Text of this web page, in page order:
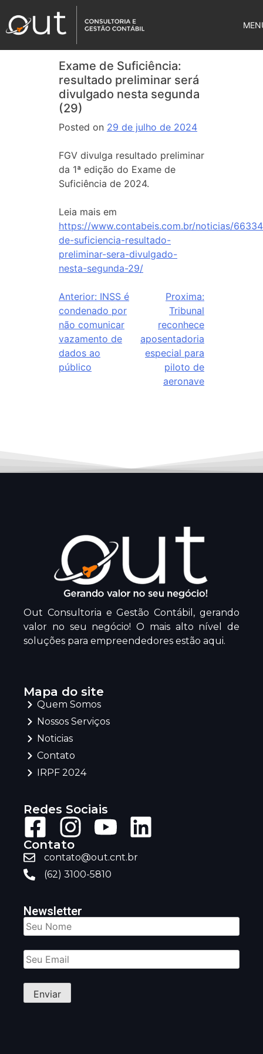
Exame de Suficiência:
resultado preliminar será
divulgado nesta segunda
(29)
Posted on 29 de julho de 2024
FGV divulga resultado preliminar
da 1ª edição do Exame de
Suficiência de 2024.
Leia mais em
https://www.contabeis.com.br/noticias/
de-suficiencia-resultado-
preliminar-sera-divulgado-
nesta-segunda-29/
Anterior: INSS é
condenado por
não comunicar
vazamento de
dados ao
público
Proxima:
Tribunal
reconhece
aposentadoria
especial para
piloto de
aeronave
Out Consultoria e Gestão Contábil, gerando
valor no seu negócio! O mais alto nível de
soluções para empreendedores estão aqui.
Mapa do site
Quem Somos
Nossos Serviços
Noticias
Contato
IRPF 2024
Redes Sociais
Contato
contato@out.cnt.br
(62) 3100-5810
Newsletter